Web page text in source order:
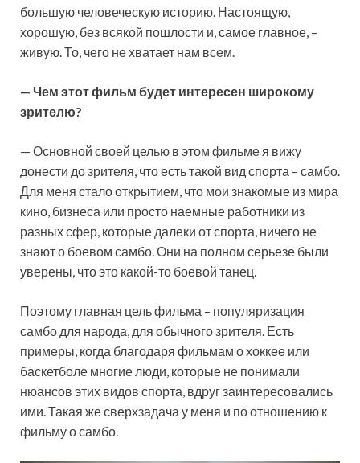
большую человеческую историю. Настоящую,
хорошую, без всякой пошлости и, самое главное, –
живую. То, чего не хватает нам всем.
— Чем этот фильм будет интересен широкому
зрителю?
— Основной своей целью в этом фильме я вижу
донести до зрителя, что есть такой вид спорта – самбо.
Для меня стало открытием, что мои знакомые из мира
кино, бизнеса или просто наемные работники из
разных сфер, которые далеки от спорта, ничего не
знают о боевом самбо. Они на полном серьезе были
уверены, что это какой-то боевой танец.
Поэтому главная цель фильма – популяризация
самбо для народа, для обычного зрителя. Есть
примеры, когда благодаря фильмам о хоккее или
баскетболе многие люди, которые не понимали
нюансов этих видов спорта, вдруг заинтересовались
ими. Такая же сверхзадача у меня и по отношению к
фильму о самбо.